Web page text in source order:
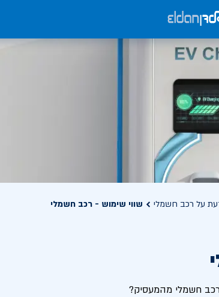
על רכב חשמלי שווי שימוש - רכב חשמלי
חשמלי מהמעסיק?